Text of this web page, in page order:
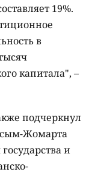
19%.
в
капитала", –
подчеркнул
Жомарта
и